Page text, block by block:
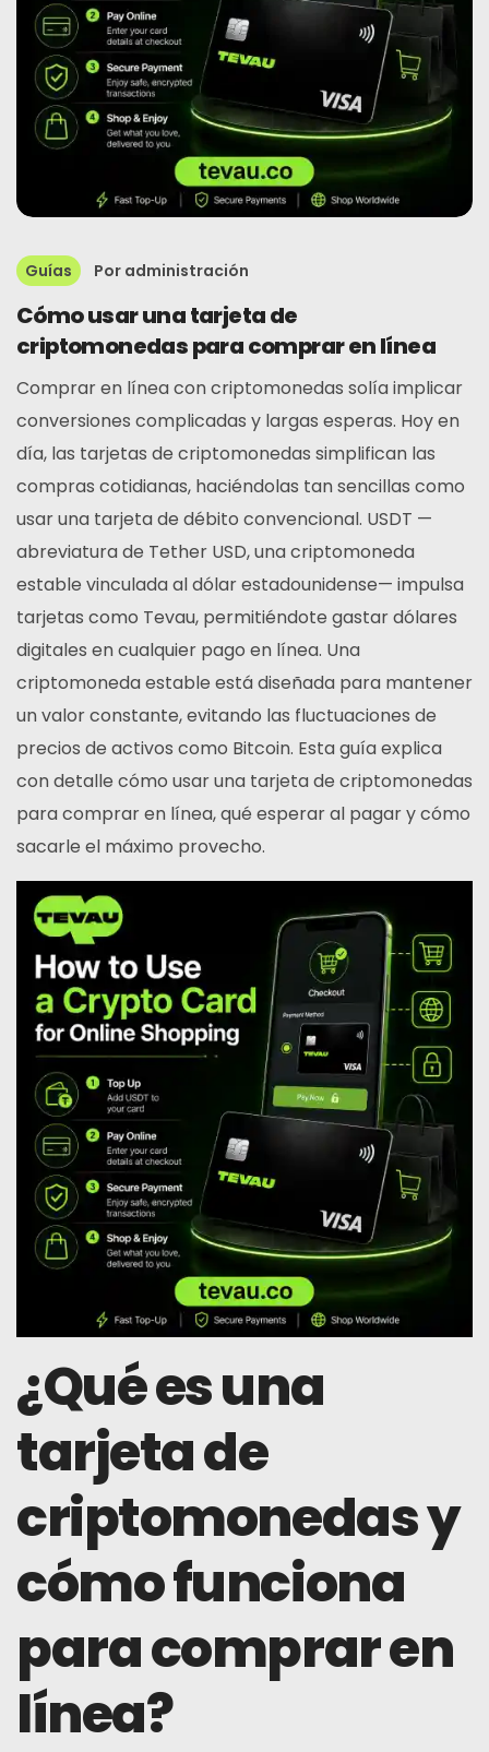
Guías Por administración
Cómo usar una tarjeta de
criptomonedas para comprar en línea
Comprar en línea con criptomonedas solía implicar
conversiones complicadas y largas esperas. Hoy en
día, las tarjetas de criptomonedas simplifican las
compras cotidianas, haciéndolas tan sencillas como
usar una tarjeta de débito convencional. USDT —
abreviatura de Tether USD, una criptomoneda
estable vinculada al dólar estadounidense— impulsa
tarjetas como Tevau, permitiéndote gastar dólares
digitales en cualquier pago en línea. Una
criptomoneda estable está diseñada para mantener
un valor constante, evitando las fluctuaciones de
precios de activos como Bitcoin. Esta guía explica
con detalle cómo usar una tarjeta de criptomonedas
para comprar en línea, qué esperar al pagar y cómo
sacarle el máximo provecho.
¿Qué es una
tarjeta de
criptomonedas y
cómo funciona
para comprar en
línea?